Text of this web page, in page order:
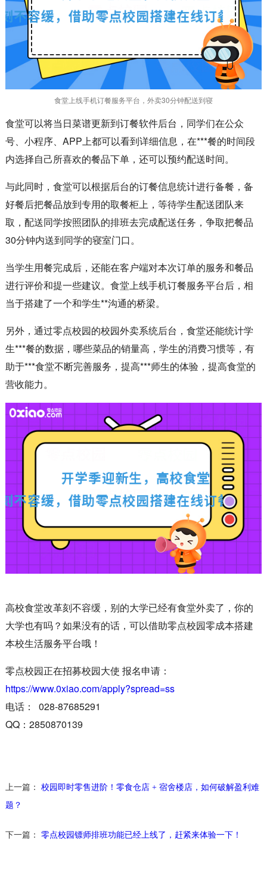
食堂上线手机订餐服务平台，外卖30分钟配送到寝
食堂可以将当日菜谱更新到订餐软件后台，同学们在公众
号、小程序、APP上都可以看到详细信息，在***餐的时间段
内选择自己所喜欢的餐品下单，还可以预约配送时间。
与此同时，食堂可以根据后台的订餐信息统计进行备餐，备
好餐后把餐品放到专用的取餐柜上，等待学生配送团队来
取，配送同学按照团队的排班去完成配送任务，争取把餐品
30分钟内送到同学的寝室门口。
当学生用餐完成后，还能在客户端对本次订单的服务和餐品
进行评价和提一些建议。食堂上线手机订餐服务平台后，相
当于搭建了一个和学生**沟通的桥梁。
另外，通过零点校园的校园外卖系统后台，食堂还能统计学
生***餐的数据，哪些菜品的销量高，学生的消费习惯等，有
助于***食堂不断完善服务，提高***师生的体验，提高食堂的
营收能力。
高校食堂改革刻不容缓，别的大学已经有食堂外卖了，你的
大学也有吗？如果没有的话，可以借助零点校园零成本搭建
本校生活服务平台哦！
零点校园正在招募校园大使 报名申请：
https://www.0xiao.com/apply?spread=ss
电话： 028-87685291
QQ：2850870139
上一篇： 校园即时零售进阶！零食仓店 + 宿舍楼店，如何破解盈利难
题？
下一篇： 零点校园镖师排班功能已经上线了，赶紧来体验一下！